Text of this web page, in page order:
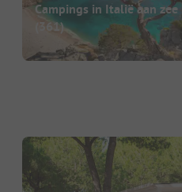
Campings in Italië aan zee
(361)